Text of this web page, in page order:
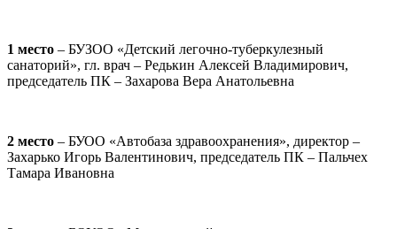
1 место – БУЗОО «Детский легочно-туберкулезный
санаторий», гл. врач – Редькин Алексей Владимирович,
председатель ПК – Захарова Вера Анатольевна
2 место – БУОО «Автобаза здравоохранения», директор –
Захарько Игорь Валентинович, председатель ПК – Пальчех
Тамара Ивановна